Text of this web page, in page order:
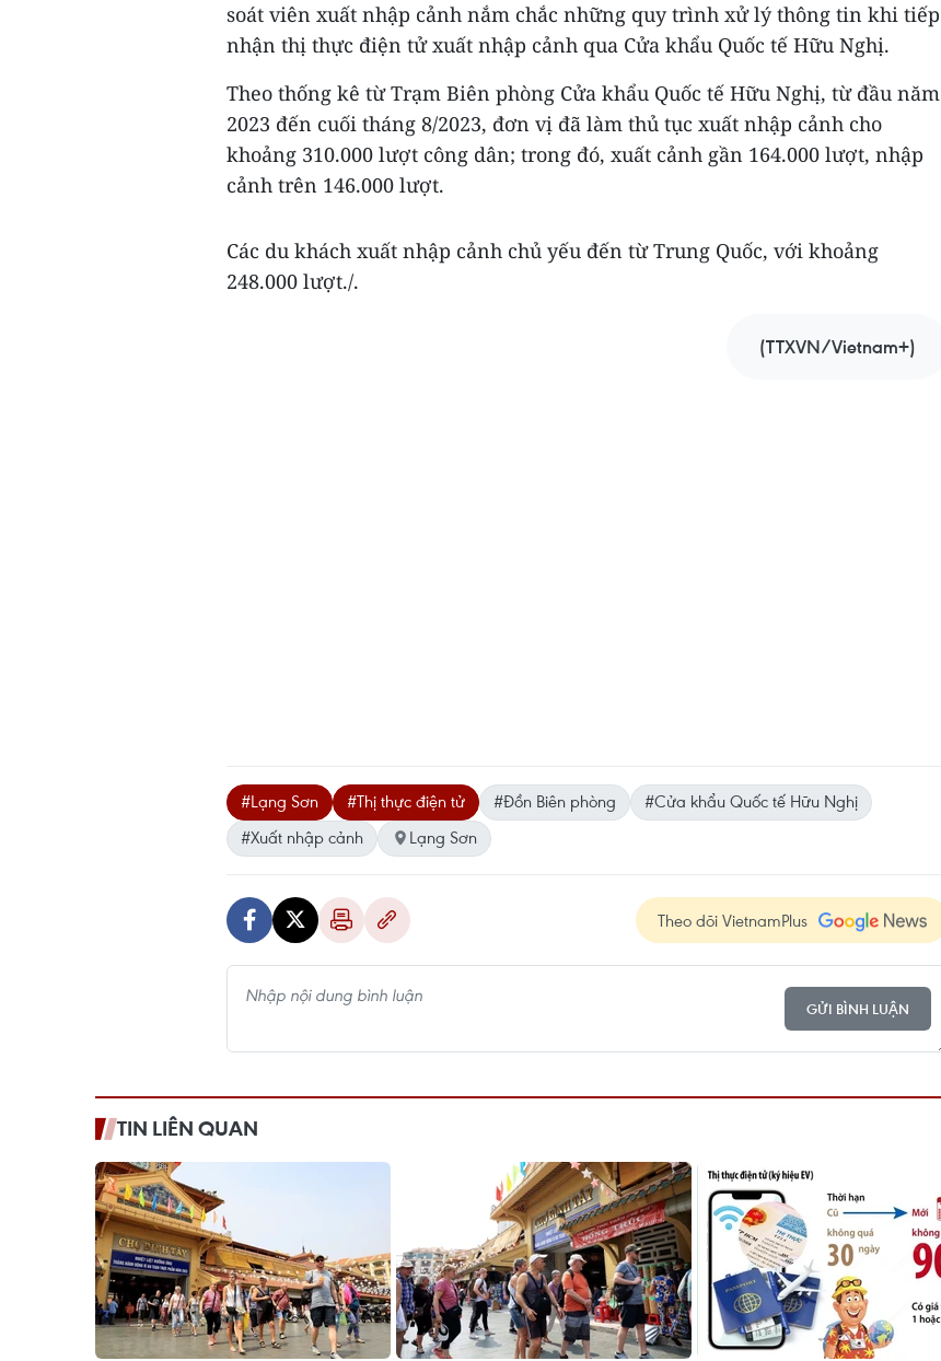
soát viên xuất nhập cảnh nắm chắc những quy trình xử lý thông tin khi tiếp
nhận thị thực điện tử xuất nhập cảnh qua Cửa khẩu Quốc tế Hữu Nghị.
Theo thống kê từ Trạm Biên phòng Cửa khẩu Quốc tế Hữu Nghị, từ đầu năm
2023 đến cuối tháng 8/2023, đơn vị đã làm thủ tục xuất nhập cảnh cho
khoảng 310.000 lượt công dân; trong đó, xuất cảnh gần 164.000 lượt, nhập
cảnh trên 146.000 lượt.
Các du khách xuất nhập cảnh chủ yếu đến từ Trung Quốc, với khoảng
248.000 lượt./.
(TTXVN/Vietnam+)
#Lạng Sơn #Thị thực điện tử #Đồn Biên phòng
#Cửa khẩu Quốc tế Hữu Nghị
#Xuất nhập cảnh
Lạng Sơn
Theo dõi VietnamPlus
GỬI BÌNH LUẬN
TIN LIÊN QUAN